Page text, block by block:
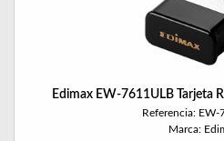
Edimax EW-7611ULB Tarjeta
Referencia: EW-
Marca: